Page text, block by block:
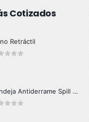
Cotizados
Retráctil
Bandeja Antiderrame Spill Barrier 117 lts Certificada